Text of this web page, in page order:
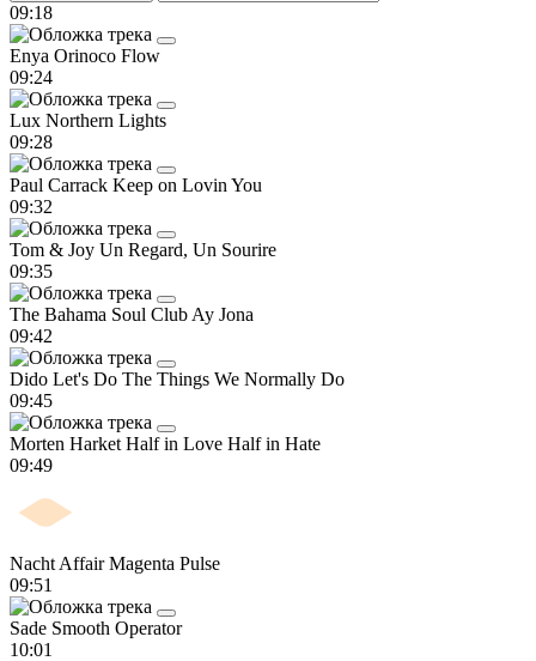
09:18
Enya Orinoco Flow
09:24
Lux Northern Lights
09:28
Paul Carrack Keep on Lovin You
09:32
Tom & Joy Un Regard, Un Sourire
09:35
The Bahama Soul Club Ay Jona
09:42
Dido Let's Do The Things We Normally Do
09:45
Morten Harket Half in Love Half in Hate
09:49
Nacht AffairMagenta Pulse
09:51
Sade Smooth Operator
10:01